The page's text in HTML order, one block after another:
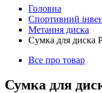
Головна
Спортивний
Метання диска
Сумка для диска
Все про товар
Сумка для